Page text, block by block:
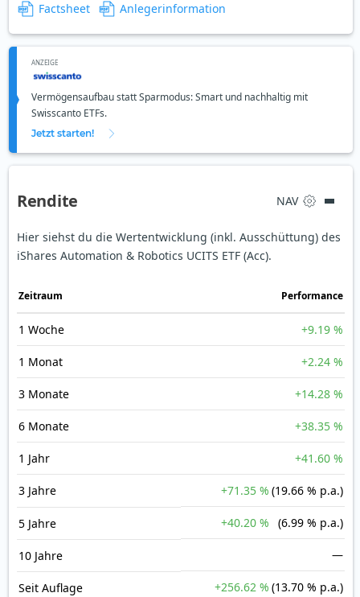
Factsheet
Anlegerinformation
ANZEIGE
Vermögensaufbau statt Sparmodus: Smart und nachhaltig mit
Swisscanto ETFs.
Jetzt starten!
Rendite NAV
Hier siehst du die Wertentwicklung (inkl. Ausschüttung) des
iShares Automation & Robotics UCITS ETF (Acc).
Zeit­raum Perfor­mance
1 Woche +9.19 %
1 Monat +2.24 %
3 Monate +14.28 %
6 Monate +38.35 %
1 Jahr +41.60 %
3 Jahre +71.35 % (19.66 % p.a.)
5 Jahre +40.20 % (6.99 % p.a.)
10 Jahre —
Seit Auflage +256.62 % (13.70 % p.a.)